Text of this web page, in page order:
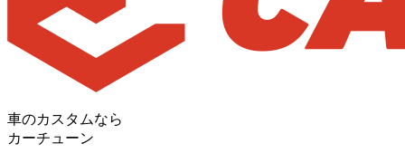
車のカスタムなら
カーチューン